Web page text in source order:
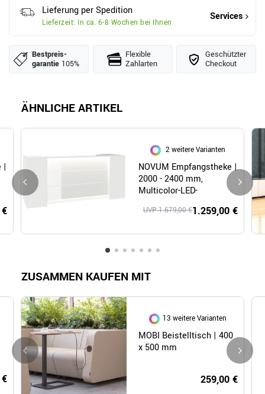
Lieferung per Spedition
Lieferzeit: In ca. 6-8 Wochen bei Ihnen
Services
Bestpreis­
garantie 105%
Flexible
Zahlarten
Geschützter
Checkout
ÄHNLICHE ARTIKEL
|
2 weitere Varianten
NOVUM Empfangstheke |
2000 - 2400 mm,
Multicolor-LED-
1.259,00 €
UVP 1.679,00 €
ZUSAMMEN KAUFEN MIT
13 weitere Varianten
MOBI Beistelltisch | 400
x 500 mm
259,00 €